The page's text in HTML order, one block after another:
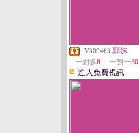
V309463 鄭妹
一對多8 一對一30
進入免費視訊